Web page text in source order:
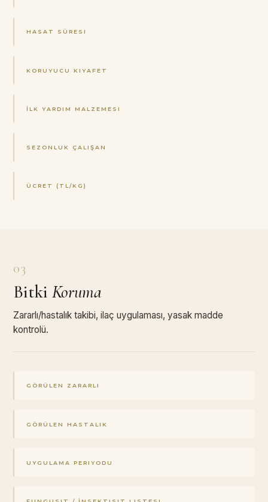
HASAT SÜRESI
KORUYUCU KIYAFET
İLK YARDIM MALZEMESI
SEZONLUK ÇALIŞAN
ÜCRET (TL/KG)
03
Bitki Koruma
Zararlı/hastalık takibi, ilaç uygulaması, yasak madde
kontrolü.
GÖRÜLEN ZARARLI
GÖRÜLEN HASTALIK
UYGULAMA PERIYODU